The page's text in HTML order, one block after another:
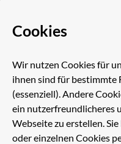
Wir suchen ab sofort
starkes Team!
Cookies
Wir nutzen Cookies für
ihnen sind für
(essenziell). Andere
ein nutzerfreundlicheres
Webseite zu erstellen.
oder einzelnen Cookies